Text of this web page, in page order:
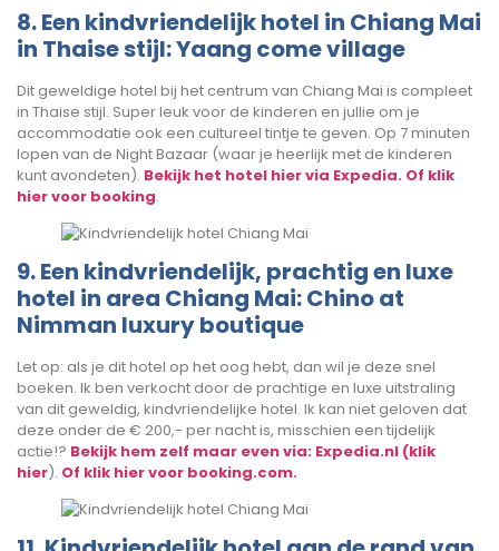
8. Een kindvriendelijk hotel in Chiang Mai
in Thaise stijl: Yaang come village
Dit geweldige hotel bij het centrum van Chiang Mai is compleet
in Thaise stijl. Super leuk voor de kinderen en jullie om je
accommodatie ook een cultureel tintje te geven. Op 7 minuten
lopen van de Night Bazaar (waar je heerlijk met de kinderen
kunt avondeten). Bekijk het hotel hier via Expedia. Of klik
hier voor booking.
9. Een kindvriendelijk, prachtig en luxe
hotel in area Chiang Mai: Chino at
Nimman luxury boutique
Let op: als je dit hotel op het oog hebt, dan wil je deze snel
boeken. Ik ben verkocht door de prachtige en luxe uitstraling
van dit geweldig, kindvriendelijke hotel. Ik kan niet geloven dat
deze onder de € 200,- per nacht is, misschien een tijdelijk
actie!? Bekijk hem zelf maar even via: Expedia.nl (klik
hier). Of klik hier voor booking.com.